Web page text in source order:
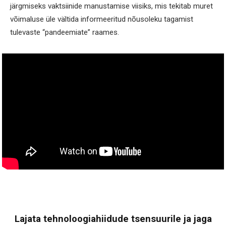
järgmiseks vaktsiinide manustamise viisiks, mis tekitab muret
võimaluse üle vältida informeeritud nõusoleku tagamist
tulevaste “pandeemiate” raames.
Lajata tehnoloogiahiidude tsensuurile ja jaga